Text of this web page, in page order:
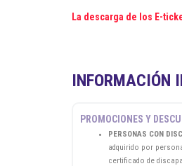
La descarga de los E-
INFORMACIÓN
PROMOCIONES Y
PERSONAS CON
adquirido por
certificado de